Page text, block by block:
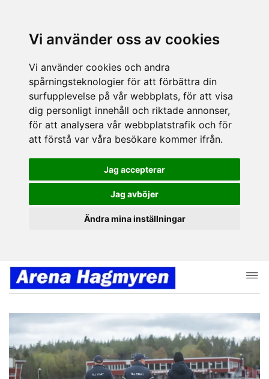
Vi använder oss av cookies
Vi använder cookies och andra
spårningsteknologier för att förbättra din
surfupplevelse på vår webbplats, för att visa
dig personligt innehåll och riktade annonser,
för att analysera vår webbplatstrafik och för
att förstå var våra besökare kommer ifrån.
Jag accepterar
Jag avböjer
Ändra mina inställningar